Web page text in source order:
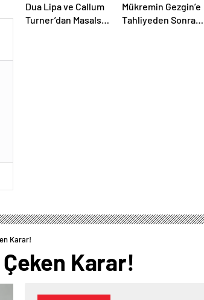
Dua Lipa ve Callum
Turner’dan Masalsı
Mükremin Gezgin’e
Tahliyeden Sonra
Karar!
Karar!